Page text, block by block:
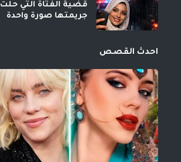
قضية الفتاة التي حلت
جريمتها صورة واحدة
احدث القصص